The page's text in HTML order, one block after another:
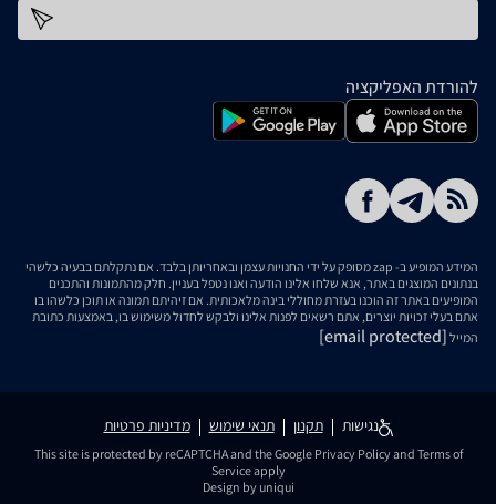
להורדת האפליקציה
המידע המופיע ב- zap מסופק על ידי החנויות עצמן ובאחריותן בלבד. אם נתקלתם בבעיה כלשהי
בנתונים המוצגים באתר, אנא שלחו אלינו הודעה ואנו נטפל בעניין. חלק מהתמונות והתכנים
המופיעים באתר זה הוכנו בעזרת מחוללי בינה מלאכותית. אם זיהיתם תמונה או תוכן כלשהו בו
אתם בעלי זכויות יוצרים, אתם רשאים לפנות אלינו ולבקש לחדול משימוש בו, באמצעות כתובת
המייל [email protected]
נגישות תקנון תנאי שימוש מדיניות פרטיות
This site is protected by reCAPTCHA and the Google Privacy Policyand Terms of
Serviceapply
Design by uniqui